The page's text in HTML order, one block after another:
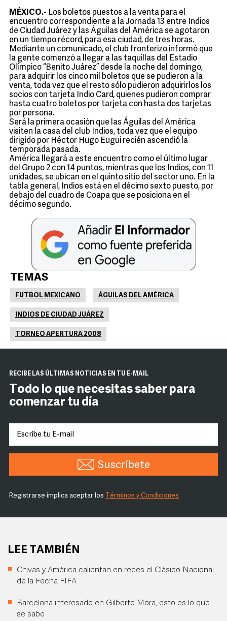
MÉXICO.- Los boletos puestos a la venta para el
encuentro correspondiente a la Jornada 13 entre Indios
de Ciudad Juárez y las Águilas del América se agotaron
en un tiempo récord, para esa ciudad, de tres horas.
Mediante un comunicado, el club fronterizo informó que
la gente comenzó a llegar a las taquillas del Estadio
Olímpico “Benito Juárez” desde la noche del domingo,
para adquirir los cinco mil boletos que se pudieron a la
venta, toda vez que el resto sólo pudieron adquirirlos los
socios con tarjeta Indio Card, quienes pudieron comprar
hasta cuatro boletos por tarjeta con hasta dos tarjetas
por persona.
Será la primera ocasión que las Águilas del América
visiten la casa del club Indios, toda vez que el equipo
dirigido por Héctor Hugo Eugui recién ascendió la
temporada pasada.
América llegará a este encuentro como el último lugar
del Grupo 2 con 14 puntos, mientras que los Indios, con 11
unidades, se ubican en el quinto sitio del sector uno. En la
tabla general, Indios está en el décimo sexto puesto, por
debajo del cuadro de Coapa que se posiciona en el
décimo segundo.
TEMAS
FUTBOL MEXICANO ÁGUILAS DEL AMÉRICA
INDIOS DE CIUDAD JUÁREZ
TORNEO APERTURA 2008
RECIBE LAS ÚLTIMAS NOTICIAS EN TU E-MAIL
Todo lo que necesitas saber para
comenzar tu día
Suscríbete
Registrarse implica aceptar los Términos y Condiciones
LEE TAMBIÉN
Chivas y América calientan en redes el Clásico Nacional
de la Fecha FIFA
Barcelona interesado en Gilberto Mora, esto es lo que
se sabe